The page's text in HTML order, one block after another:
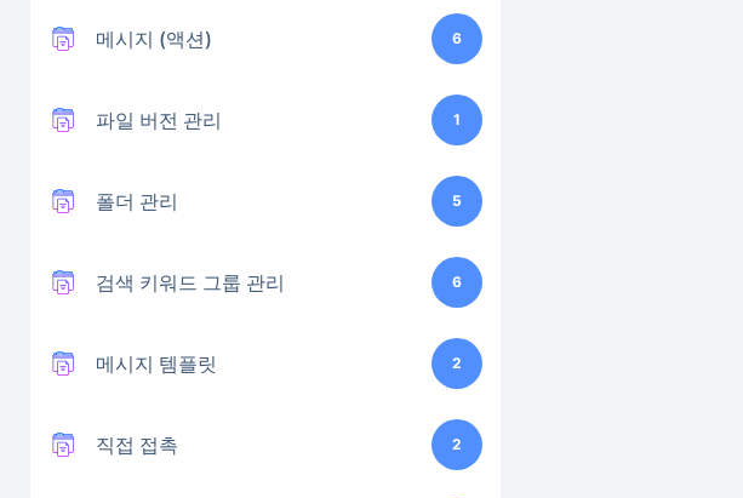
메시지 (액션) 6
파일 버전 관리 1
폴더 관리 5
검색 키워드 그룹 관리 6
메시지 템플릿 2
직접 접촉 2